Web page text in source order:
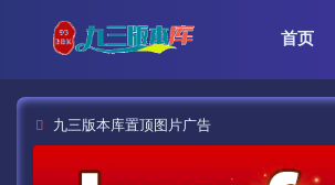
首页
九三版本库置顶图片广告